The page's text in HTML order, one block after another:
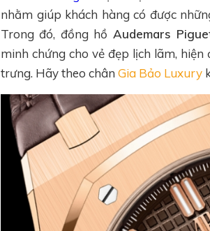
nhằm giúp khách hàng có được
Trong đó, đồng hồ Audemars
minh chứng cho vẻ đẹp lịch lãm,
trưng. Hãy theo chân Gia Bảo Luxury